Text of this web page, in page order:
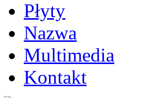
Płyty
Nazwa
Multimedia
Kontakt